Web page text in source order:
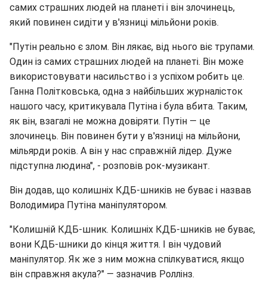
самих страшних людей на планеті і він злочинець,
який повинен сидіти у в'язниці мільйони років.
"Путін реально є злом. Він лякає, від нього віє трупами.
Один із самих страшних людей на планеті. Він може
використовувати насильство і з успіхом робить це.
Ганна Політковська, одна з найбільших журналісток
нашого часу, критикувала Путіна і була вбита. Таким,
як він, взагалі не можна довіряти. Путін — це
злочинець. Він повинен бути у в'язниці на мільйони,
мільярди років. А він у нас справжній лідер. Дуже
підступна людина", - розповів рок-музикант.
Він додав, що колишніх КДБ-шників не буває і назвав
Володимира Путіна маніпулятором.
"Колишній КДБ-шник. Колишніх КДБ-шників не буває,
вони КДБ-шники до кінця життя. І він чудовий
маніпулятор. Як же з ним можна спілкуватися, якщо
він справжня акула?" — зазначив Роллінз.